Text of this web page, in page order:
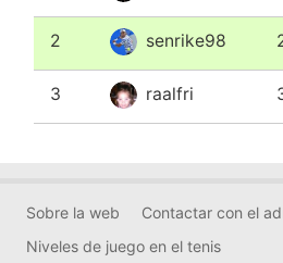
2 senrike98
3 raalfri
Sobre la web
Contactar con el
Niveles de juego en el tenis